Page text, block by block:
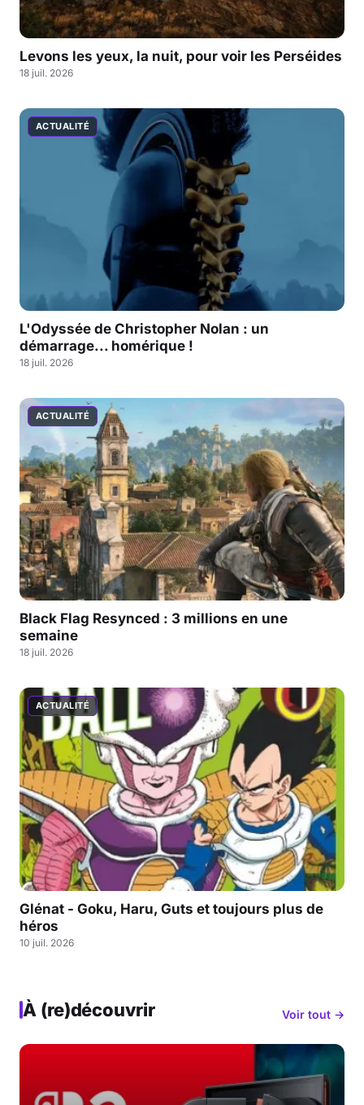
Levons les yeux, la nuit, pour voir les Perséides
18 juil. 2026
ACTUALITÉ
L'Odyssée de Christopher Nolan : un
démarrage... homérique !
18 juil. 2026
ACTUALITÉ
Black Flag Resynced : 3 millions en une
semaine
18 juil. 2026
ACTUALITÉ
Glénat - Goku, Haru, Guts et toujours plus de
héros
10 juil. 2026
À (re)découvrir Voir tout →